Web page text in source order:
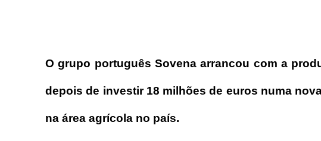
O grupo português Sovena arrancou com a
depois de investir 18 milhões de euros numa
na área agrícola no país.